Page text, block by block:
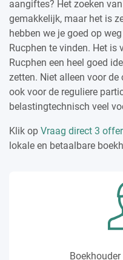
aangiftes? Het zoeken
gemakkelijk, maar het is
hebben we je goed op
Rucphen te vinden. Het is
Rucphen een heel goed
zetten. Niet alleen voor
ook voor de reguliere
belastingtechnisch veel
Klik op Vraag direct 3
lokale en betaalbare